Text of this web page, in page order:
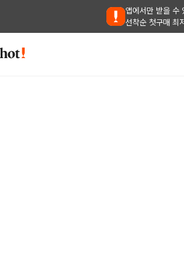
앱에서만 받을 수
선착순 첫구매 최